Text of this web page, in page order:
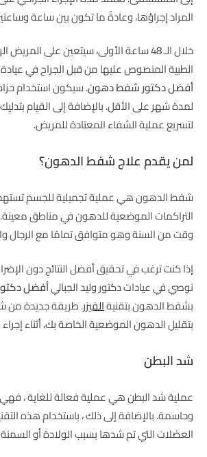
المراد إجراؤها، وعادةً ما تكون بين ساعة
خلال الـ 48 ساعة الأولى، سيتعين على
الطبية المنصوص عليها من قبل الجراح في عيادة
أفضل دكتور شفط دهون. سيكون استخدام
لمدة شهر على الأقل. بالإضافة إلى القيام
لتسريع عملية الشفاء المعتادة للمريض.
لمن يقدم علاج شفط الدهون؟
شفط الدهون هي عملية تجميلية للجسم
التراكمات الموضعية للدهون في مناطق
وقت من السنة وهو متوافق تمامًا مع الرجال
إذا كنت ترغب في تحقيق أفضل النتائج دون
نوصي في عيادات دكتور وليد الجباليأفضل
بشفط الدهون بتقنيةالفيزر. طريقة جديدة من
بتقليل الدهون الموضعية الخاصة بك، أثناء
شد البطن
عملية شد البطن هي عملية فعالة للغاية ،
وحاسمة. بالإضافة إلى ذلك ، باستخدام هذه
العضلات التي تم شدها بسبب الولادة أو